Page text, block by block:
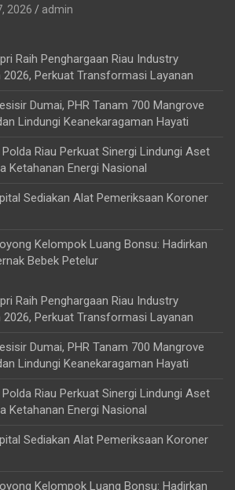
2026 admin
Raih Penghargaan Riau Industry
Perkuat Transformasi Layanan
Dumai, PHR Tanam 700 Mangrove
Lindungi Keanekaragaman Hayati
Riau Perkuat Sinergi Lindungi Aset
Ketahanan Energi Nasional
Sediakan Alat Pemeriksaan Koroner
Kelompok Luang Bonsu: Hadirkan
Bebek Petelur
Raih Penghargaan Riau Industry
Perkuat Transformasi Layanan
Dumai, PHR Tanam 700 Mangrove
Lindungi Keanekaragaman Hayati
Riau Perkuat Sinergi Lindungi Aset
Ketahanan Energi Nasional
Sediakan Alat Pemeriksaan Koroner
Kelompok Luang Bonsu: Hadirkan